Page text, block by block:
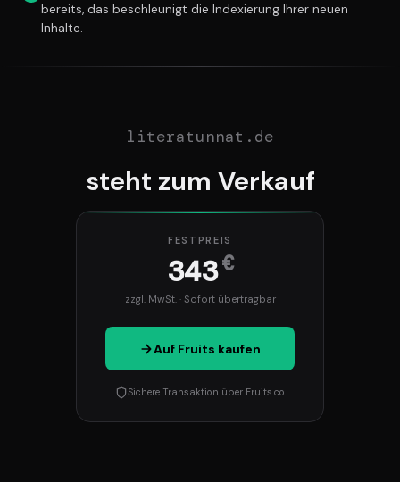
bereits, das beschleunigt die Indexierung Ihrer neuen
Inhalte.
literatunnat.de
steht zum Verkauf
FESTPREIS
343€
zzgl. MwSt. · Sofort übertragbar
Auf Fruits kaufen
Sichere Transaktion über Fruits.co